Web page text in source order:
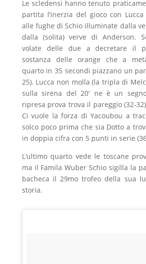
Le scledensi hanno tenuto
partita l’inerzia del gioco con
alle fughe di Schio illuminate dalla
dalla (solita) verve di Anderson.
volate delle due a decretare il
sostanza delle orange che a
quarto in 35 secondi piazzano un
25). Lucca non molla (la tripla di
sulla sirena del 20′ ne è un
ripresa prova trova il pareggio (32-
Ci vuole la forza di Yacoubou a
solco poco prima che sia Dotto a
in doppia cifra con 5 punti in serie
L’ultimo quarto vede le toscane
ma il Famila Wuber Schio sigilla la
bacheca il 29mo trofeo della sua
storia.